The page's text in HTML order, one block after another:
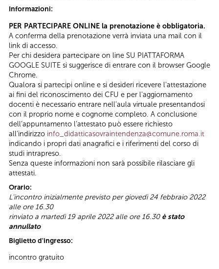
Informazioni:
PER PARTECIPARE ONLINE la prenotazione è obbligatoria.
A conferma della prenotazione verrà inviata una mail con il
link di accesso.
Per chi desidera partecipare on line SU PIATTAFORMA
GOOGLE SUITE si suggerisce di entrare con il browser Google
Chrome.
Qualora si partecipi online e si desideri ricevere l’attestazione
ai fini del riconoscimento dei CFU e per l’aggiornamento
docenti è necessario entrare nell’aula virtuale presentandosi
con il proprio nome e cognome completo. A conclusione
dell’appuntamento l’attestato può essere richiesto
all’indirizzo info_didatticasovraintendenza@comune.roma.it
indicando i propri dati anagrafici e i riferimenti del corso di
studi intrapreso.
Senza queste informazioni non sarà possibile rilasciare gli
attestati.
Orario:
L'incontro inizialmente previsto per giovedì 24 febbraio 2022
alle ore 16.30
rinviato a martedì 19 aprile 2022 alle ore 16.30 è stato
annullato
Biglietto d'ingresso:
incontro gratuito